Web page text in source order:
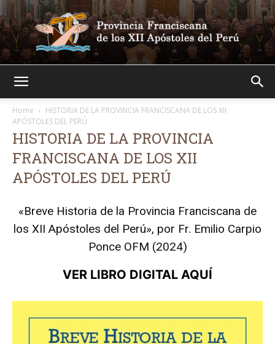
Home
HISTORIA DE LA PROVINCIA FRANCISCANA DE LOS XII
APÓSTOLES DEL PERÚ
HISTORIA DE LA PROVINCIA
FRANCISCANA DE LOS XII
APÓSTOLES DEL PERÚ
«Breve Historia de la Provincia Franciscana de
los XII Apóstoles del Perú», por Fr. Emilio Carpio
Ponce OFM (2024)
VER LIBRO DIGITAL AQUÍ